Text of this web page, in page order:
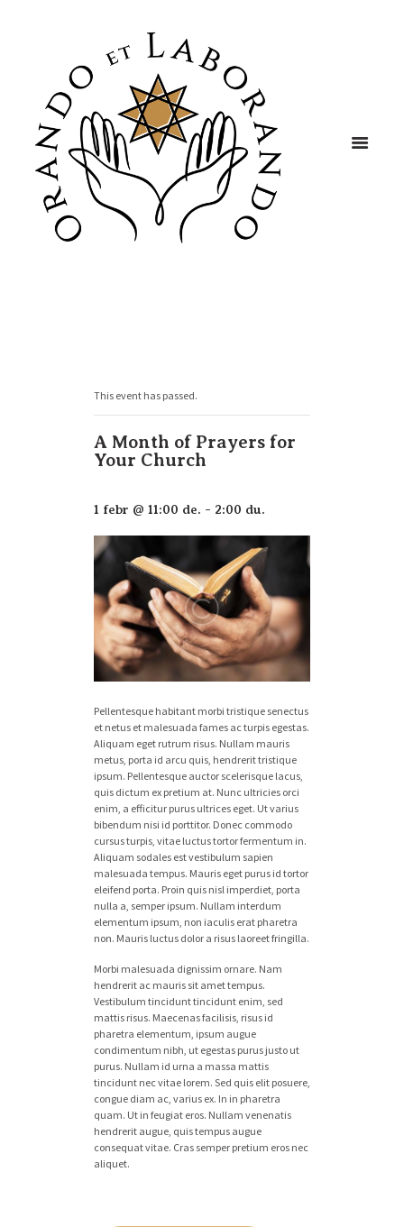
This event has passed.
A Month of Prayers for
Your Church
1 febr @ 11:00 de. - 2:00 du.
Pellentesque habitant morbi tristique senectus
et netus et malesuada fames ac turpis egestas.
Aliquam eget rutrum risus. Nullam mauris
metus, porta id arcu quis, hendrerit tristique
ipsum. Pellentesque auctor scelerisque lacus,
quis dictum ex pretium at. Nunc ultricies orci
enim, a efficitur purus ultrices eget. Ut varius
bibendum nisi id porttitor. Donec commodo
cursus turpis, vitae luctus tortor fermentum in.
Aliquam sodales est vestibulum sapien
malesuada tempus. Mauris eget purus id tortor
eleifend porta. Proin quis nisl imperdiet, porta
nulla a, semper ipsum. Nullam interdum
elementum ipsum, non iaculis erat pharetra
non. Mauris luctus dolor a risus laoreet fringilla.
Morbi malesuada dignissim ornare. Nam
hendrerit ac mauris sit amet tempus.
Vestibulum tincidunt tincidunt enim, sed
mattis risus. Maecenas facilisis, risus id
pharetra elementum, ipsum augue
condimentum nibh, ut egestas purus justo ut
purus. Nullam id urna a massa mattis
tincidunt nec vitae lorem. Sed quis elit posuere,
congue diam ac, varius ex. In in pharetra
quam. Ut in feugiat eros. Nullam venenatis
hendrerit augue, quis tempus augue
consequat vitae. Cras semper pretium eros nec
aliquet.